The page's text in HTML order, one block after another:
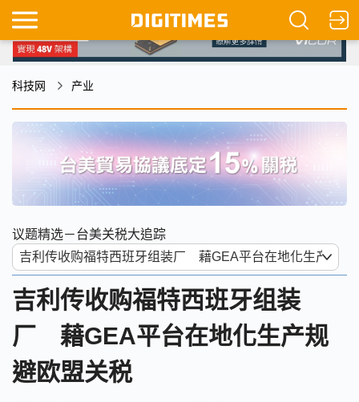
科技网 产业
议题精选－台美关税大追踪
吉利传收购福特西班牙组装
厂 藉GEA平台在地化生产规
避欧盟关税